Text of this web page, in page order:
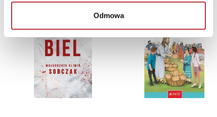
Odmowa